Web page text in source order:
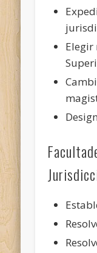
Elegir